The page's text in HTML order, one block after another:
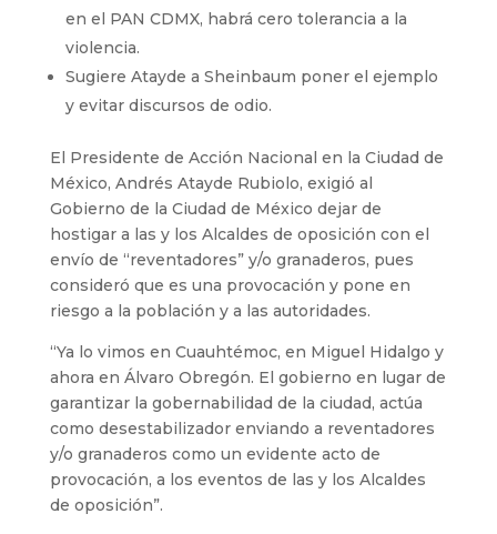
en el PAN CDMX, habrá cero tolerancia a la
violencia.
Sugiere Atayde a Sheinbaum poner el ejemplo
y evitar discursos de odio.
El Presidente de Acción Nacional en la Ciudad de
México, Andrés Atayde Rubiolo, exigió al
Gobierno de la Ciudad de México dejar de
hostigar a las y los Alcaldes de oposición con el
envío de “reventadores” y/o granaderos, pues
consideró que es una provocación y pone en
riesgo a la población y a las autoridades.
“Ya lo vimos en Cuauhtémoc, en Miguel Hidalgo y
ahora en Álvaro Obregón. El gobierno en lugar de
garantizar la gobernabilidad de la ciudad, actúa
como desestabilizador enviando a reventadores
y/o granaderos como un evidente acto de
provocación, a los eventos de las y los Alcaldes
de oposición”.